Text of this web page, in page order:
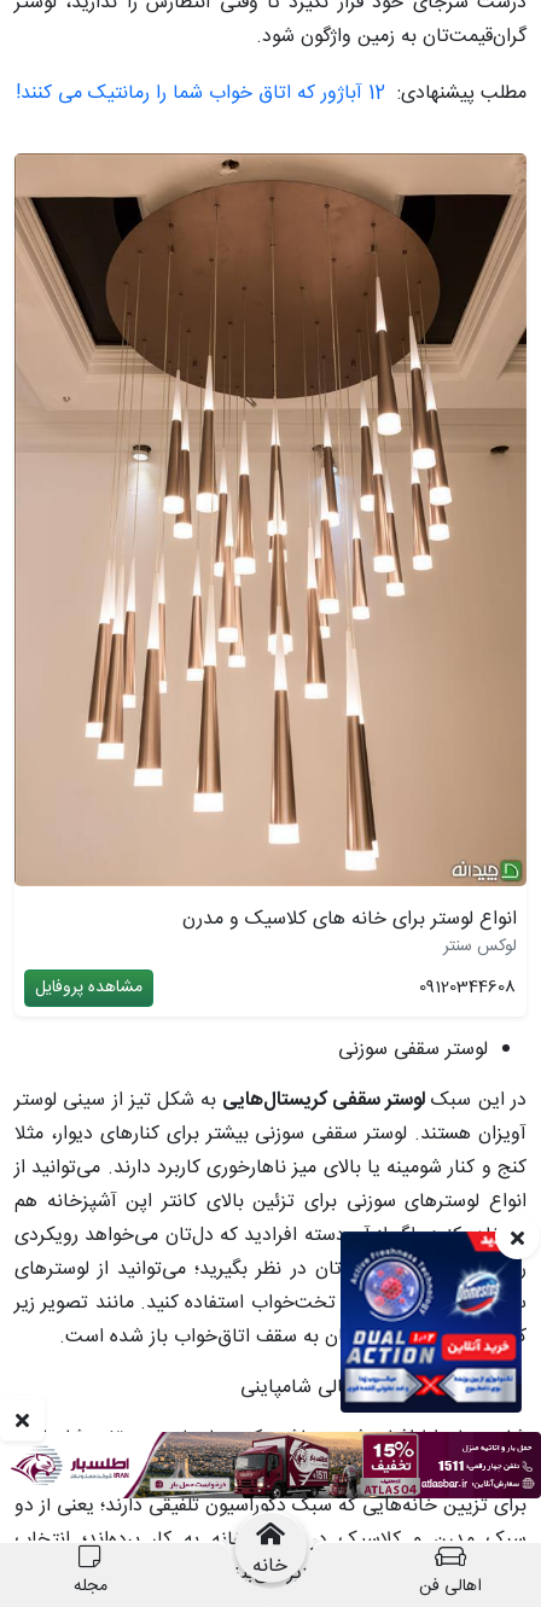
مجله
خانه
اهالی فن
گران‌قیمت‌تان به زمین واژگون شود.
مطلب پیشنهادی: 12 آباژور که اتاق خواب شما را رمانتیک می کنند!
انواع لوستر برای خانه های کلاسیک و مدرن
لوکس سنتر
09120344608
مشاهده پروفایل
لوستر سقفی سوزنی
در این سبکلوستر سقفی کریستال‌هایی به شکل تیز از سینی لوستر
آویزان هستند. لوستر سقفی سوزنی بیشتر برای کنارهای دیوار، مثلا
کنج و کنار شومینه یا بالای میز ناهارخوری کاربرد دارند. می‌توانید از
انواع لوسترهای سوزنی برای تزئین بالای کانتر اپن آشپزخانه هم
استفاده کنید. اگر از آن دسته افرادید که دل‌تان می‌خواهد رویکردی
رویایی برای اتاق خواب‌تان در نظر بگیرید؛ می‌توانید از لوسترهای
سقفی سوزنی برای بالای تخت‌خواب استفاده کنید. مانند تصویر زیر
که انگار دریچه‌ای از آسمان به سقف اتاق‌خواب باز شده است.
لوستر سقفی کریستالی شامپاینی
شاید میان اطرافیان شنیده باشید که درباره لوستر سقفی شامپاینی
با هم صحبت کنند؛ منظور از این لوسترها، انواع طلایی است که
برای تزیین خانه‌هایی که سبک دکوراسیون تلفیقی دارند؛ یعنی از دو
سبک مدرن و کلاسیک در تزئین خانه به کار برده‌اند؛ انتخاب
مناسبی هستند. در تصاویر زیر می‌بینید که
لوستر سقفی کریستال